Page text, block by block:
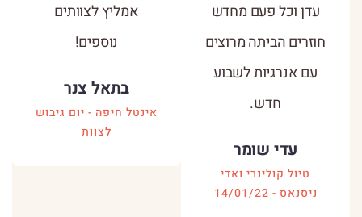
עדן וכל פעם מחדש
חוזרים הביתה מרוצים
עם אנרגיות לשבוע
חדש.
עדי שומר
טיול קולינרי ואדי
ניסנאס - 14/01/22
אמליץ לצוותים
נוספים!
בתאל צנר
אינטל חיפה - יום גיבוש
לצוות